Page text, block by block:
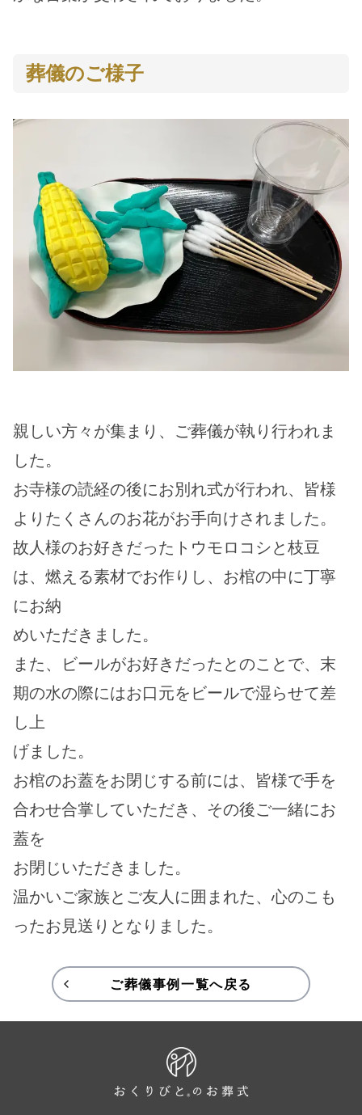
葬儀のご様子
親しい方々が集まり、ご葬儀が執り行われま
した。
お寺様の読経の後にお別れ式が行われ、皆様
よりたくさんのお花がお手向けされました。
故人様のお好きだったトウモロコシと枝豆
は、燃える素材でお作りし、お棺の中に丁寧
にお納
めいただきました。
また、ビールがお好きだったとのことで、末
期の水の際にはお口元をビールで湿らせて差
し上
げました。
お棺のお蓋をお閉じする前には、皆様で手を
合わせ合掌していただき、その後ご一緒にお
蓋を
お閉じいただきました。
温かいご家族とご友人に囲まれた、心のこも
ったお見送りとなりました。
ご葬儀事例一覧へ戻る